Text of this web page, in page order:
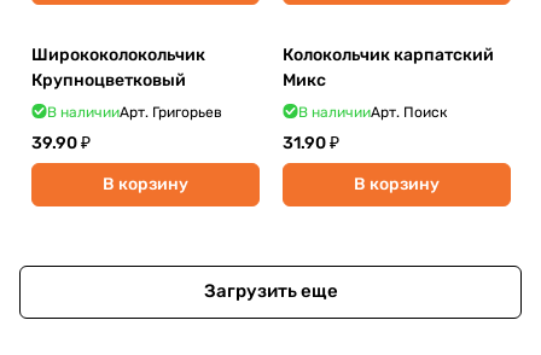
Ширококолокольчик
Крупноцветковый
В наличииАрт. Григорьев
39.90 ₽
В корзину
Колокольчик карпатский
Микс
В наличииАрт. Поиск
31.90 ₽
В корзину
Загрузить еще